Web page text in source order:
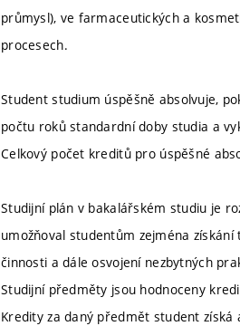
průmysl), ve farmaceutických a
procesech.
Student studium úspěšně absolvuje,
počtu roků standardní doby studia a
Celkový počet kreditů pro úspěšné
Studijní plán v bakalářském studiu je
umožňoval studentům zejména
činnosti a dále osvojení nezbytných
Studijní předměty jsou hodnoceny
Kredity za daný předmět student získá